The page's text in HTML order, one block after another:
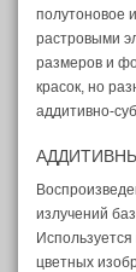
полутоновое
растровыми
размеров и
красок, но
аддитивно-
излучений
цветных